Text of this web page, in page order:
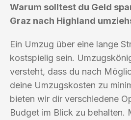
Warum solltest du Geld
Graz nach Highland
Ein Umzug über eine lange
kostspielig sein.
versteht, dass du nach
deine Umzugskosten zu
bieten wir dir verschiedene
Budget im Blick zu behalten.